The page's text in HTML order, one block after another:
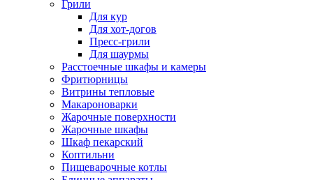
Грили
Для кур
Для хот-догов
Пресс-грили
Для шаурмы
Расстоечные шкафы и камеры
Фритюрницы
Витрины тепловые
Макароноварки
Жарочные поверхности
Жарочные шкафы
Шкаф пекарский
Коптильни
Пищеварочные котлы